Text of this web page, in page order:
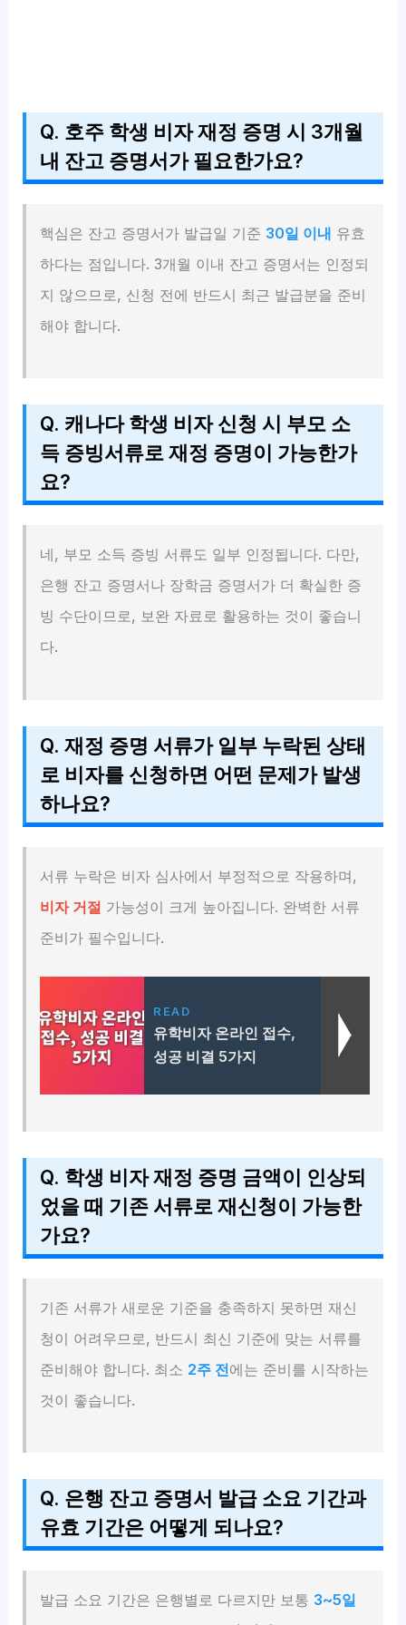
Q. 호주 학생 비자 재정 증명 시 3개월
내 잔고 증명서가 필요한가요?
핵심은 잔고 증명서가 발급일 기준 30일 이내 유효
하다는 점입니다. 3개월 이내 잔고 증명서는 인정되
지 않으므로, 신청 전에 반드시 최근 발급분을 준비
해야 합니다.
Q. 캐나다 학생 비자 신청 시 부모 소
득 증빙서류로 재정 증명이 가능한가
요?
네, 부모 소득 증빙 서류도 일부 인정됩니다. 다만,
은행 잔고 증명서나 장학금 증명서가 더 확실한 증
빙 수단이므로, 보완 자료로 활용하는 것이 좋습니
다.
Q. 재정 증명 서류가 일부 누락된 상태
로 비자를 신청하면 어떤 문제가 발생
하나요?
서류 누락은 비자 심사에서 부정적으로 작용하며,
비자 거절 가능성이 크게 높아집니다. 완벽한 서류
준비가 필수입니다.
READ
유학비자 온라인 접수,
성공 비결 5가지
Q. 학생 비자 재정 증명 금액이 인상되
었을 때 기존 서류로 재신청이 가능한
가요?
기존 서류가 새로운 기준을 충족하지 못하면 재신
청이 어려우므로, 반드시 최신 기준에 맞는 서류를
준비해야 합니다. 최소 2주 전에는 준비를 시작하는
것이 좋습니다.
Q. 은행 잔고 증명서 발급 소요 기간과
유효 기간은 어떻게 되나요?
발급 소요 기간은 은행별로 다르지만 보통 3~5일